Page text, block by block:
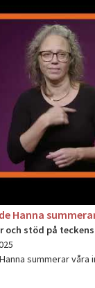
Hanna
och stöd på
summerar våra